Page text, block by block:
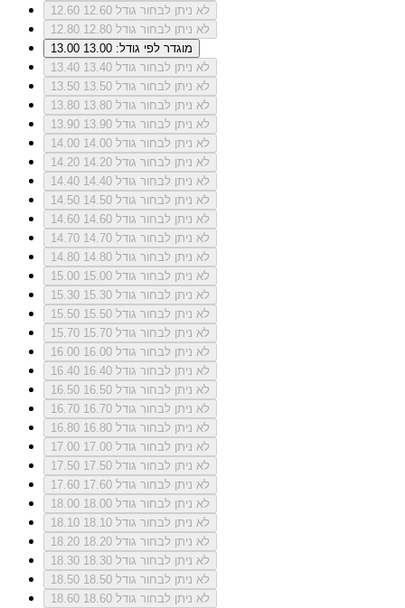
12.60
לא ניתן לבחור גודל 12.60
12.80
לא ניתן לבחור גודל 12.80
13.00
מוגדר לפי גודל: 13.00
13.40
לא ניתן לבחור גודל 13.40
13.50
לא ניתן לבחור גודל 13.50
13.80
לא ניתן לבחור גודל 13.80
13.90
לא ניתן לבחור גודל 13.90
14.00
לא ניתן לבחור גודל 14.00
14.20
לא ניתן לבחור גודל 14.20
14.40
לא ניתן לבחור גודל 14.40
14.50
לא ניתן לבחור גודל 14.50
14.60
לא ניתן לבחור גודל 14.60
14.70
לא ניתן לבחור גודל 14.70
14.80
לא ניתן לבחור גודל 14.80
15.00
לא ניתן לבחור גודל 15.00
15.30
לא ניתן לבחור גודל 15.30
15.50
לא ניתן לבחור גודל 15.50
15.70
לא ניתן לבחור גודל 15.70
16.00
לא ניתן לבחור גודל 16.00
16.40
לא ניתן לבחור גודל 16.40
16.50
לא ניתן לבחור גודל 16.50
16.70
לא ניתן לבחור גודל 16.70
16.80
לא ניתן לבחור גודל 16.80
17.00
לא ניתן לבחור גודל 17.00
17.50
לא ניתן לבחור גודל 17.50
17.60
לא ניתן לבחור גודל 17.60
18.00
לא ניתן לבחור גודל 18.00
18.10
לא ניתן לבחור גודל 18.10
18.20
לא ניתן לבחור גודל 18.20
18.30
לא ניתן לבחור גודל 18.30
18.50
לא ניתן לבחור גודל 18.50
18.60
לא ניתן לבחור גודל 18.60